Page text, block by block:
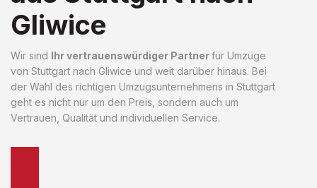
Gliwice
Wir sind Ihr vertrauenswürdiger Partnerfür Umzüge
von Stuttgart nach Gliwice und weit darüber hinaus. Bei
der Wahl des richtigen Umzugsunternehmens in Stuttgart
geht es nicht nur um den Preis, sondern auch um
Vertrauen, Qualität und individuellen Service.